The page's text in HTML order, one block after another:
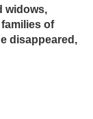
widows,
of
disappeared,